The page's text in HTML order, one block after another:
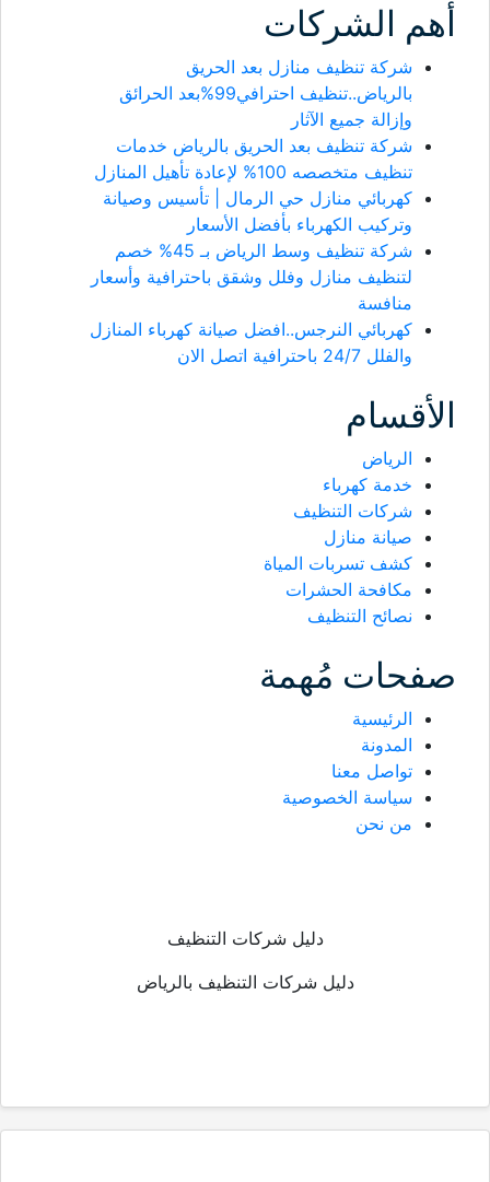
أهم الشركات
شركة تنظيف منازل بعد الحريق
بالرياض..تنظيف احترافي99%بعد الحرائق
وإزالة جميع الآثار
شركة تنظيف بعد الحريق بالرياض خدمات
تنظيف متخصصه 100% لإعادة تأهيل المنازل
كهربائي منازل حي الرمال | تأسيس وصيانة
وتركيب الكهرباء بأفضل الأسعار
شركة تنظيف وسط الرياض بـ 45% خصم
لتنظيف منازل وفلل وشقق باحترافية وأسعار
منافسة
كهربائي النرجس..افضل صيانة كهرباء المنازل
والفلل 24/7 باحترافية اتصل الان
الأقسام
الرياض
خدمة كهرباء
شركات التنظيف
صيانة منازل
كشف تسربات المياة
مكافحة الحشرات
نصائح التنظيف
صفحات مُهمة
الرئيسية
المدونة
تواصل معنا
سياسة الخصوصية
من نحن
دليل شركات التنظيف
دليل شركات التنظيف بالرياض